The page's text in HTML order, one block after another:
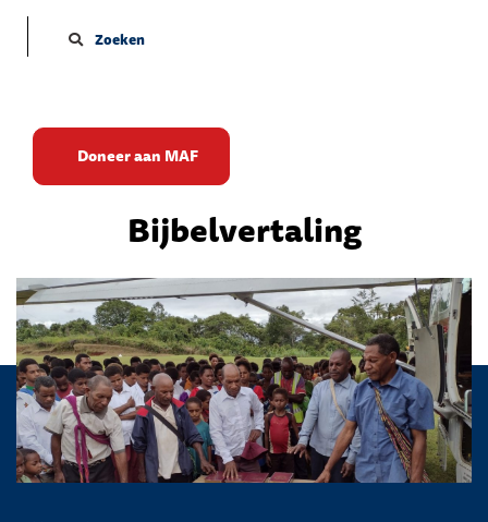
Zoeken
Doneer aan MAF
Levenswerk: van
landingsbaan tot
Bijbelvertaling